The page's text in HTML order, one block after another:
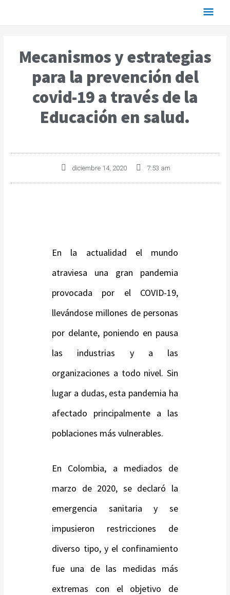
Mecanismos y estrategias
para la prevención del
covid-19 a través de la
Educación en salud.
diciembre 14, 2020 7:53 am
En la actualidad el mundo
atraviesa una gran pandemia
provocada por el COVID-19,
llevándose millones de personas
por delante, poniendo en pausa
las industrias y a las
organizaciones a todo nivel. Sin
lugar a dudas, esta pandemia ha
afectado principalmente a las
poblaciones más vulnerables.
En Colombia, a mediados de
marzo de 2020, se declaró la
emergencia sanitaria y se
impusieron restricciones de
diverso tipo, y el confinamiento
fue una de las medidas más
extremas con el objetivo de